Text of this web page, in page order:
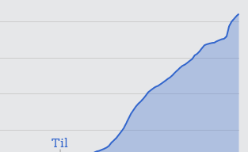
1 kg kartofler
Til